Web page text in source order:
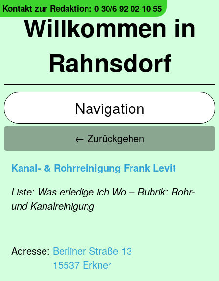
Willkommen in
Rahnsdorf
Kontakt zur Redaktion: 0 30/6 92 02 10 55
Navigation
← Zurückgehen
Kanal- & Rohrreinigung Frank Levit
Liste: Was erledige ich Wo – Rubrik: Rohr-
und Kanalreinigung
Adresse: Berliner Straße 13
15537 Erkner